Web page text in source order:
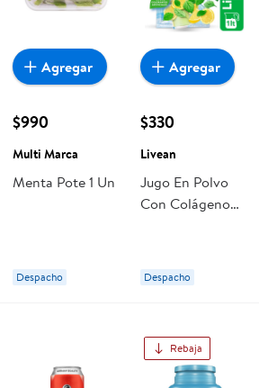
$990
Multi Marca
Menta Pote 1 Un
Despacho
Agregar
$330
Livean
Jugo En Polvo
Con Colágeno
Despacho
Agregar
Rebaja